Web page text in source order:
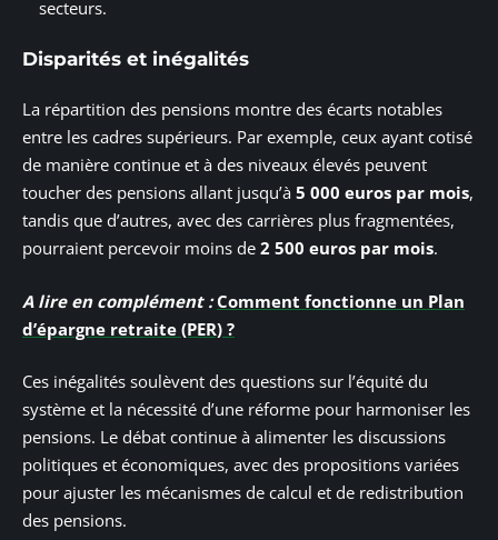
secteurs.
Disparités et inégalités
La répartition des pensions montre des écarts notables
entre les cadres supérieurs. Par exemple, ceux ayant cotisé
de manière continue et à des niveaux élevés peuvent
toucher des pensions allant jusqu’à 5 000 euros par mois,
tandis que d’autres, avec des carrières plus fragmentées,
pourraient percevoir moins de 2 500 euros par mois.
A lire en complément : Comment fonctionne un Plan
d’épargne retraite (PER) ?
Ces inégalités soulèvent des questions sur l’équité du
système et la nécessité d’une réforme pour harmoniser les
pensions. Le débat continue à alimenter les discussions
politiques et économiques, avec des propositions variées
pour ajuster les mécanismes de calcul et de redistribution
des pensions.